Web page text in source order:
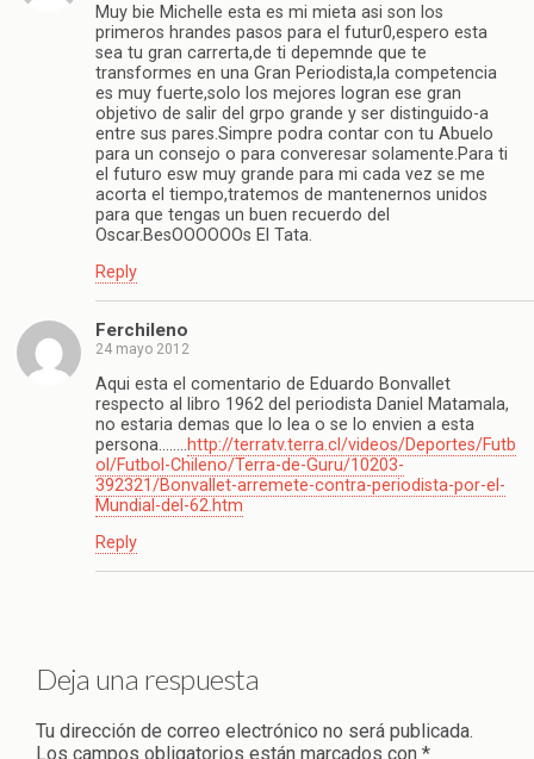
Muy bie Michelle esta es mi mieta asi son los
primeros hrandes pasos para el futur0,espero esta
sea tu gran carrerta,de ti depemnde que te
transformes en una Gran Periodista,la competencia
es muy fuerte,solo los mejores logran ese gran
objetivo de salir del grpo grande y ser distinguido-a
entre sus pares.Simpre podra contar con tu Abuelo
para un consejo o para converesar solamente.Para ti
el futuro esw muy grande para mi cada vez se me
acorta el tiempo,tratemos de mantenernos unidos
para que tengas un buen recuerdo del
Oscar.BesOOOOOOs El Tata.
Reply
Ferchileno
24 mayo 2012
Aqui esta el comentario de Eduardo Bonvallet
respecto al libro 1962 del periodista Daniel Matamala,
no estaria demas que lo lea o se lo envien a esta
persona……..http://terratv.terra.cl/videos/Deportes/Futb
ol/Futbol-Chileno/Terra-de-Guru/10203-
392321/Bonvallet-arremete-contra-periodista-por-el-
Mundial-del-62.htm
Reply
Deja una respuesta
Tu dirección de correo electrónico no será publicada.
Los campos obligatorios están marcados con *